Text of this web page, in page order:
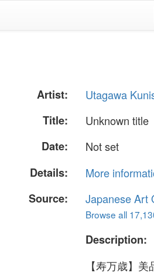
Artist:
Utagawa
Title:
Unknown title
Date:
Not set
Details:
More
Source:
Japanese Art
Browse all
Description:
【寿万歳】